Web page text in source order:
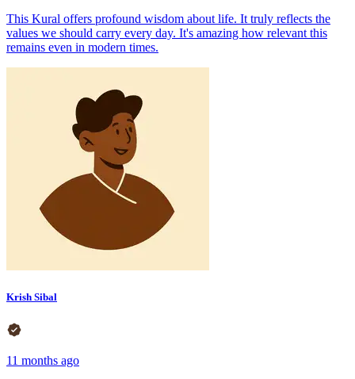
This Kural offers profound wisdom about life. It truly reflects the
values we should carry every day. It's amazing how relevant this
remains even in modern times.
Krish Sibal
11 months ago